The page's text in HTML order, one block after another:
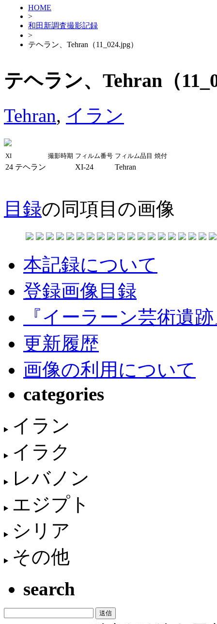
HOME
>
和田新調査撮影記録
>
テヘラン、Tehran（11_024.jpg）
テヘラン、Tehran（
Tehran, イラン
XI 撮影時期 フィルム番号 フィルム品目 焼付
24 テヘラン XI-24 Tehran
目録の同項目の画像
本記録について
登録画像目録
『イーラーン芸術遺
更新履歴
画像の利用について
categories
イラン
イラク
レバノン
エジプト
シリア
その他
search